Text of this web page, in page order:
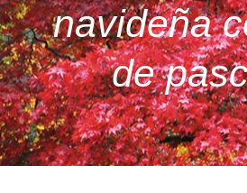
navideña
de